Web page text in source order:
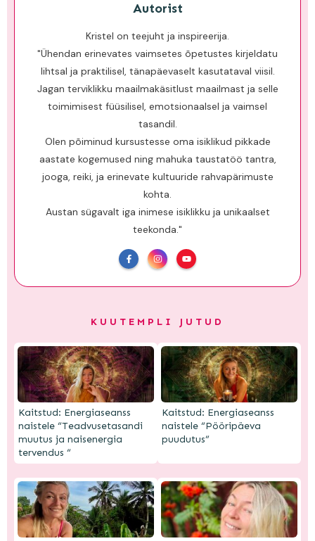
Autorist
Kristel on teejuht ja inspireerija.
"Ühendan erinevates vaimsetes õpetustes kirjeldatu
lihtsal ja praktilisel, tänapäevaselt kasutataval viisil.
Jagan terviklikku maailmakäsitlust maailmast ja selle
toimimisest füüsilisel, emotsionaalsel ja vaimsel
tasandil.
Olen põiminud kursustesse oma isiklikud pikkade
aastate koge​​​​mused ning mahuka taustatöö tantra,
jooga, reiki, ja erinevate kultuuride rahvapärimuste
kohta.
Austan sügavalt iga inimese isiklikku ja unikaalset
teekonda."
KUUTEMPLI JUTUD
Kaitstud: Energiaseanss
naistele “Teadvusetasandi
muutus ja naisenergia
tervendus “
Kaitstud: Energiaseanss
naistele “Pööripäeva
puudutus”